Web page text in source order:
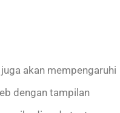
akan mempengaruhi
dengan tampilan